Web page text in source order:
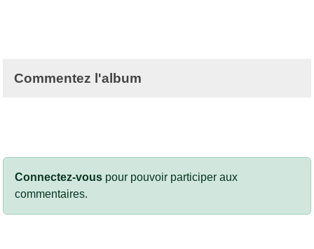
Commentez l'album
Connectez-vous pour pouvoir participer aux
commentaires.